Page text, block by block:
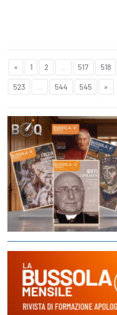
« 1 2 ... 517 518
523 544 545 »